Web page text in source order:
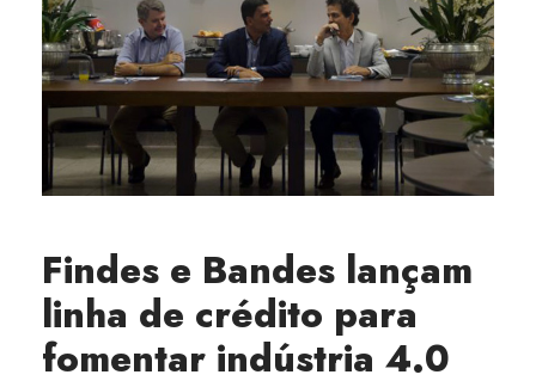
Findes e Bandes lançam
linha de crédito para
fomentar indústria 4.0